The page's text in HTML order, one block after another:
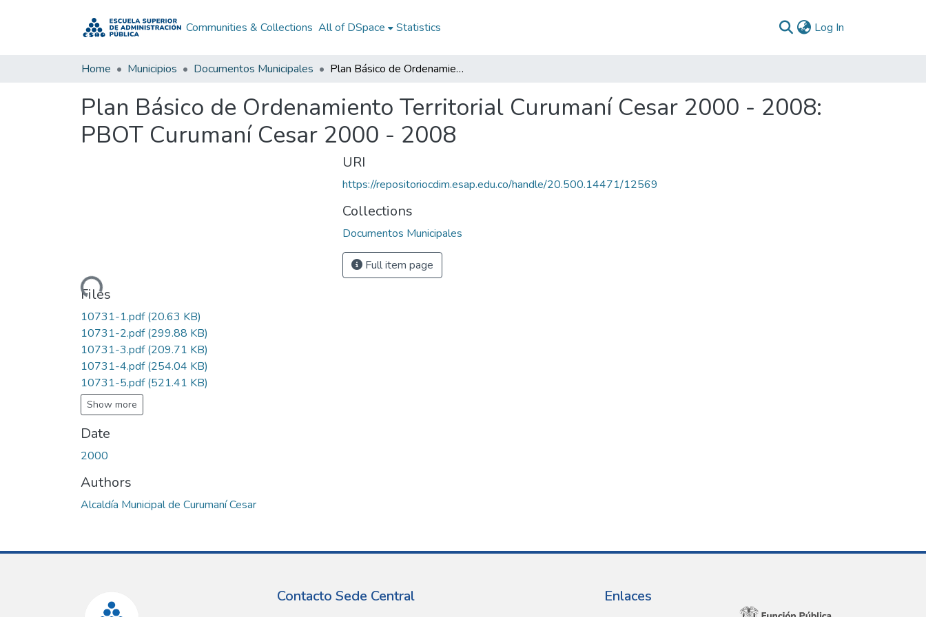
Communities & Collections All of DSpace Statistics Log In
Home Municipios Documentos Municipales Plan Básico de Ordenamiento Territorial Curumaní Cesar 2000 - 2008: PBOT Curumaní Cesar 2000 - 2008
Plan Básico de Ordenamiento Territorial Curumaní Cesar 2000 - 2008:
PBOT Curumaní Cesar 2000 - 2008
Loading...
Files
10731-1.pdf(20.63 KB)
10731-2.pdf(299.88 KB)
10731-3.pdf(209.71 KB)
10731-4.pdf(254.04 KB)
10731-5.pdf(521.41 KB)
Show more
Date
2000
Authors
Alcaldía Municipal de Curumaní Cesar
URI
https://repositoriocdim.esap.edu.co/handle/20.500.14471/12569
Collections
Documentos Municipales
Full item page
Contacto Sede Central Enlaces